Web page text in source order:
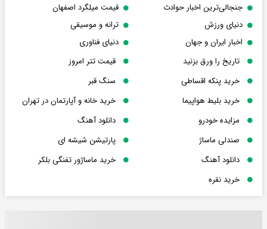
جنجالی‌ترین اخبار حوادث
قیمت میلگرد اصفهان
دنیای ورزش
ترانه و موسیقی
اخبار ایران و جهان
دنیای فناوری
تاریخ را ورق بزنید
قیمت تتر امروز
خرید پنکه اقساطی
سنگ قبر
خرید بلیط هواپیما
خرید خانه و آپارتمان در تهران
مزایده خودرو
دانلود آهنگ
صندلی ماساژ
پارتیشن شیشه ای
دانلود آهنگ
خرید ماساژور تفنگی بلکر
خرید نقره